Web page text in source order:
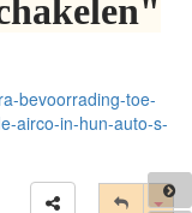
bevoorrading-toe-
airco-in-hun-auto-s-